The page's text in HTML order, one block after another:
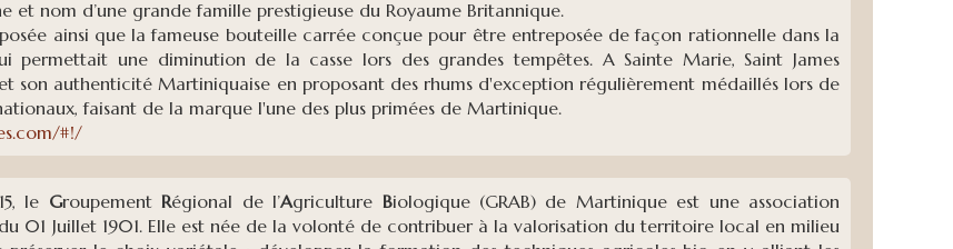
et nom d’une grande famille prestigieuse du Royaume Britannique.
ainsi que la fameuse bouteille carrée conçue pour être entreposée de façon rationnelle dans la
permettait une diminution de la casse lors des grandes tempêtes. A Sainte Marie, Saint James
son authenticité Martiniquaise en proposant des rhums d'exception régulièrement médaillés lors de
faisant de la marque l'une des plus primées de Martinique.
#!/
le GroupementRégional de l’Agriculture Biologique (GRAB) de Martinique est une association
01 Juillet 1901. Elle est née de la volonté de contribuer à la valorisation du territoire local en milieu